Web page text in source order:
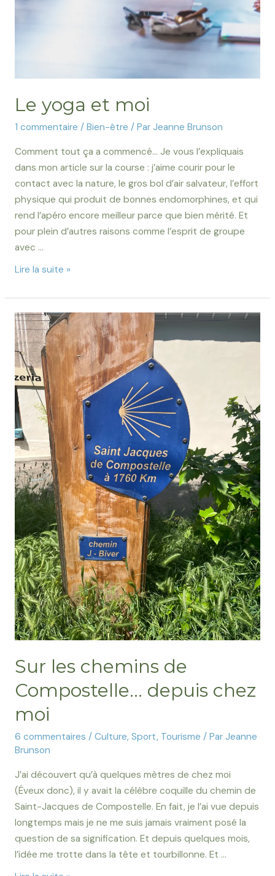
Le yoga et moi
1 commentaire / Bien-être / Par Jeanne Brunson
Comment tout ça a commencé… Je vous l’expliquais
dans mon article sur la course : j’aime courir pour le
contact avec la nature, le gros bol d’air salvateur, l’effort
physique qui produit de bonnes endomorphines, et qui
rend l’apéro encore meilleur parce que bien mérité. Et
pour plein d’autres raisons comme l’esprit de groupe
avec …
Lire la suite »
Sur les chemins de
Compostelle… depuis chez
moi
6 commentaires / Culture, Sport, Tourisme / Par Jeanne
Brunson
J’ai découvert qu’à quelques mètres de chez moi
(Éveux donc), il y avait la célèbre coquille du chemin de
Saint-Jacques de Compostelle. En fait, je l’ai vue depuis
longtemps mais je ne me suis jamais vraiment posé la
question de sa signification. Et depuis quelques mois,
l’idée me trotte dans la tête et tourbillonne. Et …